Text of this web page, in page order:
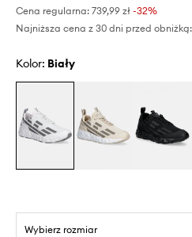
Cena regularna: 739,99 zł -32%
Najniższa cena z 30 dni przed obniżką:
Kolor: biały
Wybierz rozmiar